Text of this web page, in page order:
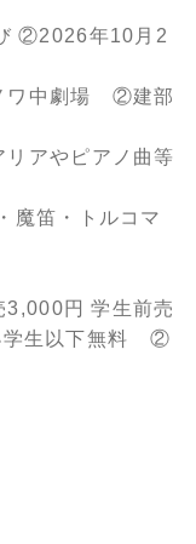
②2026年10月2
ワ中劇場 ②建部
リアやピアノ曲等
魔笛・トルコマ
3,000円 学生前売
学生以下無料 ②